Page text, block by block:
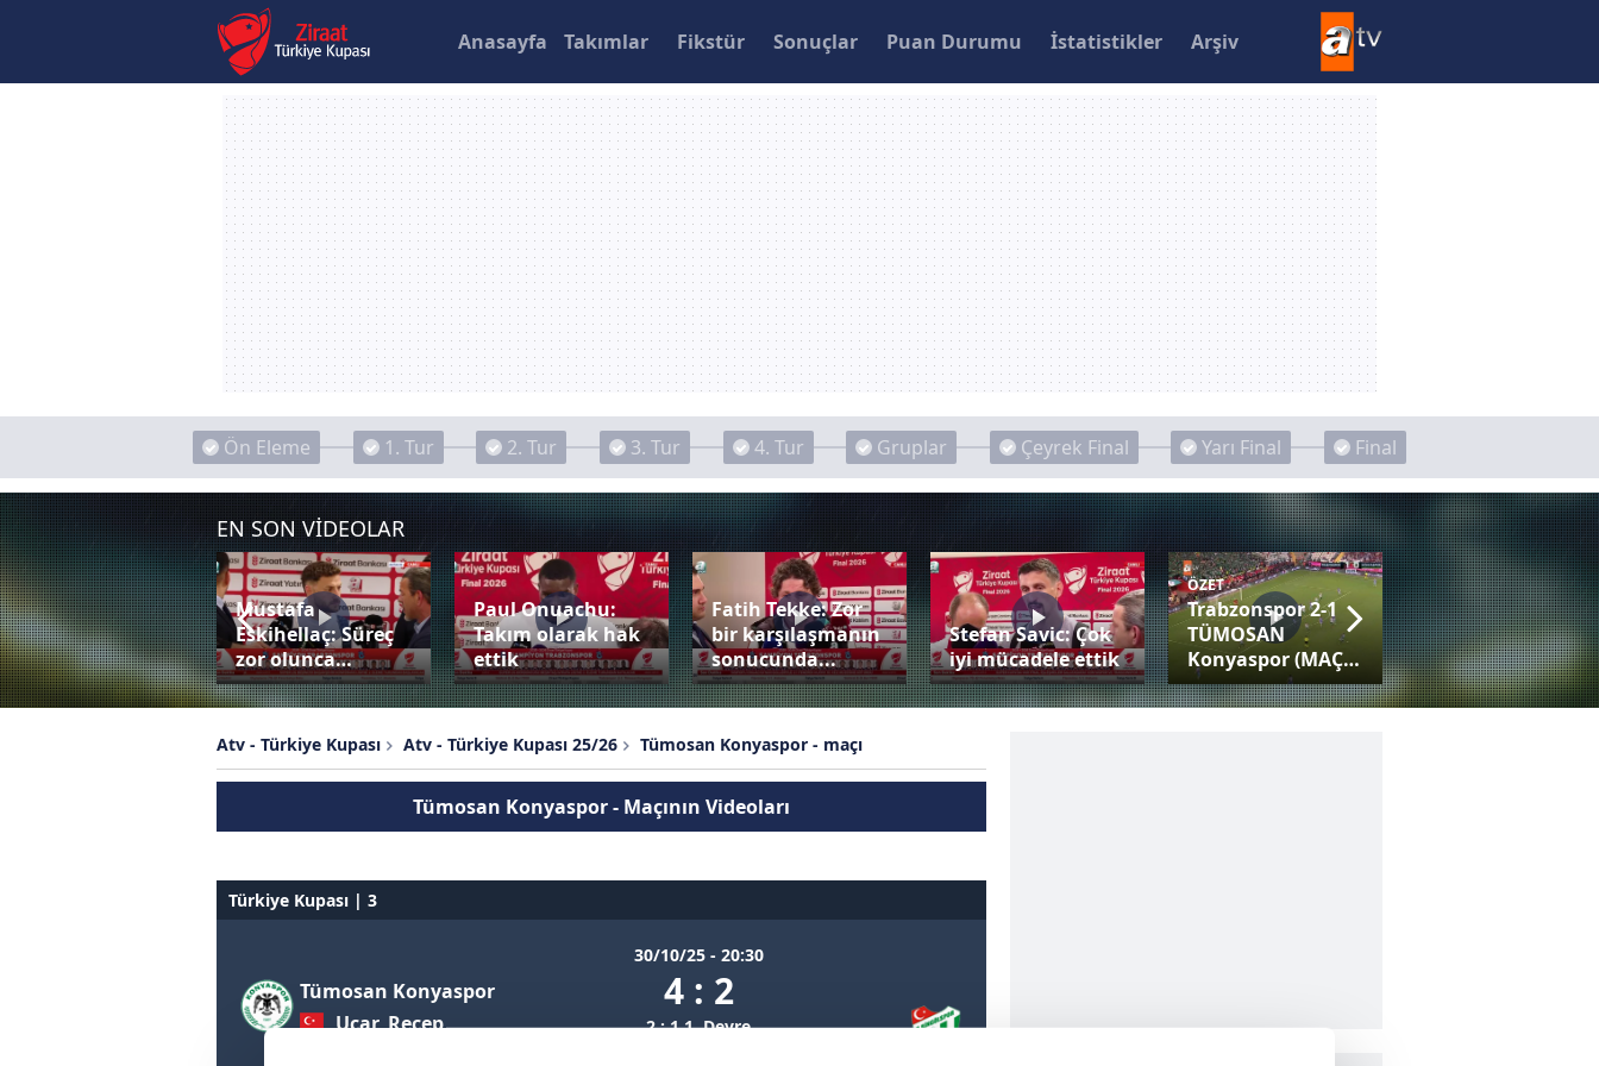
Anasayfa Takımlar Fikstür Sonuçlar Puan Durumu İstatistikler Arşiv
Ön Eleme 1. Tur 2. Tur 3. Tur 4. Tur Gruplar Çeyrek Final Yarı Final Final
EN SON VİDEOLAR
penaltıyı
Mustafa
Eskihellaç: Süreç
zor olunca…
Paul Onuachu:
Takım olarak hak
ettik
Fatih Tekke: Zor
bir karşılaşmanın
sonucunda...
Stefan Savic: Çok
iyi mücadele ettik
ÖZET
Trabzonspor 2-1
TÜMOSAN
Konyaspor (MAÇ
SONUCU-ÖZET)
Fatih Tekke:
Trabzonspor gibi
bir camiayla her
kupaya adaysınız!
Atv - Türkiye Kupası Atv - Türkiye Kupası 25/26 Tümosan Konyaspor - maçı
Tümosan Konyaspor - Maçının Videoları
Türkiye Kupası | 3
Tümosan Konyaspor
Ucar, Recep
30/10/25 - 20:30
4 : 2
2 : 1 1. Devre